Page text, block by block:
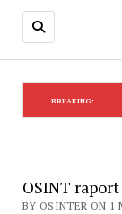
BREAKING:
OSINT
BY OSINTER ON 1